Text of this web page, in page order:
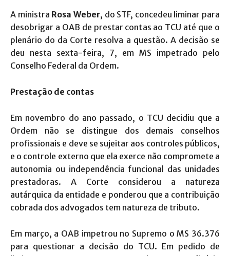
A ministra Rosa Weber, do STF, concedeu liminar para
desobrigar a OAB de prestar contas ao TCU até que o
plenário do da Corte resolva a questão. A decisão se
deu nesta sexta-feira, 7, em MS impetrado pelo
Conselho Federal da Ordem.
Prestação de contas
Em novembro do ano passado, o TCU decidiu que a
Ordem não se distingue dos demais conselhos
profissionais e deve se sujeitar aos controles públicos,
e o controle externo que ela exerce não compromete a
autonomia ou independência funcional das unidades
prestadoras. A Corte considerou a natureza
autárquica da entidade e ponderou que a contribuição
cobrada dos advogados tem natureza de tributo.
Em março, a OAB impetrou no Supremo o MS 36.376
para questionar a decisão do TCU. Em pedido de